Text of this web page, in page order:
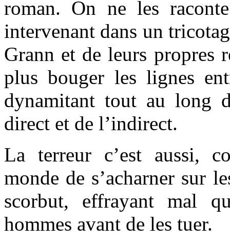
roman. On ne les
intervenant dans un
Grann et de leurs propres
plus bouger les lignes
dynamitant tout au long
direct et de l’indirect.
La terreur c’est aussi,
monde de s’acharner sur
scorbut, effrayant mal
hommes avant de les tuer.